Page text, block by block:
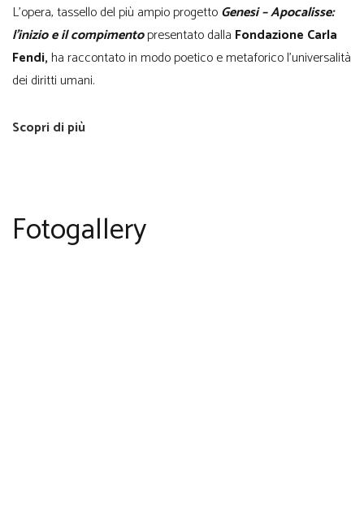
L’opera, tassello del più ampio progettoGenesi – Apocalisse:
l’inizio e il compimentopresentato dalla Fondazione Carla
Fendi, ha raccontato in modo poetico e metaforico l’universalità
dei diritti umani.
Scopri di più
Fotogallery